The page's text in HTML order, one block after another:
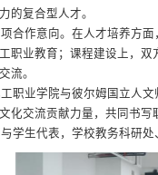
的复合型人才。
项合作意向。在人才培养方
职业教育；课程建设上，
流。
职业学院与彼尔姆国立人
化交流贡献力量，共同书写
学生代表，学校教务科研